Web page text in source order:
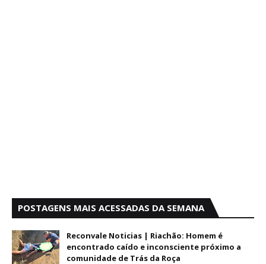
POSTAGENS MAIS ACESSADAS DA SEMANA
Reconvale Noticias | Riachão: Homem é
encontrado caído e inconsciente próximo a
comunidade de Trás da Roça